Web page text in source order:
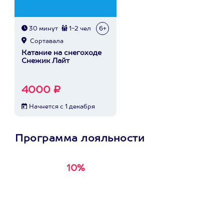
30 минут 1-2 чел 6+
Сортавала
Катание на снегоходе
Снежик Лайт
4000 ₽
Начнется с 1 декабря
Программа лояльности
10%